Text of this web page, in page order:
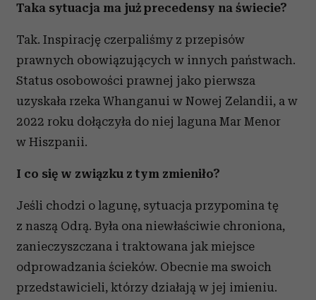
Taka sytuacja ma już precedensy na świecie?
Tak. Inspirację czerpaliśmy z przepisów
prawnych obowiązujących w innych państwach.
Status osobowości prawnej jako pierwsza
uzyskała rzeka Whanganui w Nowej Zelandii, a w
2022 roku dołączyła do niej laguna Mar Menor
w Hiszpanii.
I co się w związku z tym zmieniło?
Jeśli chodzi o lagunę, sytuacja przypomina tę
z naszą Odrą. Była ona niewłaściwie chroniona,
zanieczyszczana i traktowana jak miejsce
odprowadzania ścieków. Obecnie ma swoich
przedstawicieli, którzy działają w jej imieniu.